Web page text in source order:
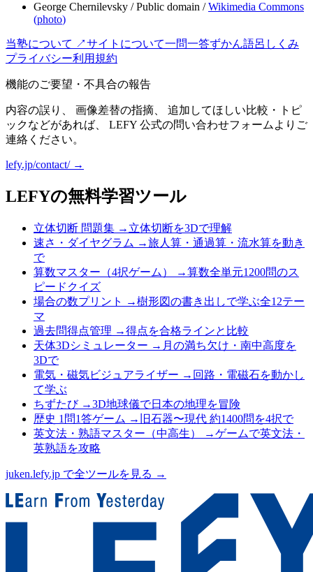
George Chernilevsky /Public domain / Wikimedia Commons
(photo)
当塾について ↗サイトについて一問一答ずかん語呂 しくみ
プライバシー利用規約
機能のご要望・不具合の報告
内容の誤り、 画像差替の指摘、 追加してほしい比較・トピ
ックなどがあれば、 LEFY 公式の問い合わせフォームよりご
連絡ください。
lefy.jp/contact/ →
LEFYの無料学習ツール
立体切断 問題集 → 立体切断を3Dで理解
速さ・ダイヤグラム →旅人算・通過算・流水算を動き
で
算数マスター（4択ゲーム）
→算数全単元1200問のス
ピードクイズ
場合の数プリント
→樹形図の書き出しで学ぶ全12テー
マ
過去問得点管理 →得点を合格ラインと比較
天体3Dシミュレーター → 月の満ち欠け・南中高度を
3Dで
電気・磁気ビジュアライザー → 回路・電磁石を動かし
て学ぶ
ちずたび→3D地球儀で日本の地理を冒険
歴史 1問1答ゲーム → 旧石器〜現代 約1400問を4択で
英文法・熟語マスター（中高生）
→ゲームで英文法・
英熟語を攻略
juken.lefy.jp で全ツールを見る →